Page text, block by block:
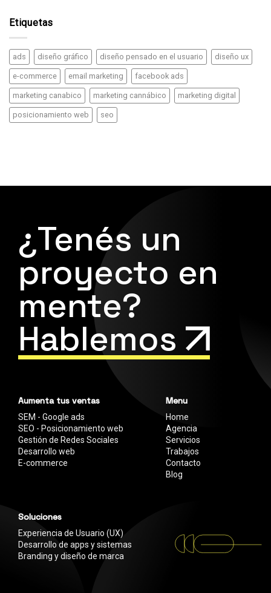
Etiquetas
ads diseño gráfico diseño pensado en el usuario diseño ux
e-commerce email marketing facebook ads
marketing canabico marketing cannábico marketing digital
posicionamiento web seo
¿Tenés un
proyecto en
mente?
Hablemos
Aumenta tus ventas
SEM - Google ads
SEO - Posicionamiento web
Gestión de Redes Sociales
Desarrollo web
E-commerce
Soluciones
Experiencia de Usuario (UX)
Desarrollo de apps y sistemas
Branding y diseño de marca
Menu
Home
Agencia
Servicios
Trabajos
Contacto
Blog